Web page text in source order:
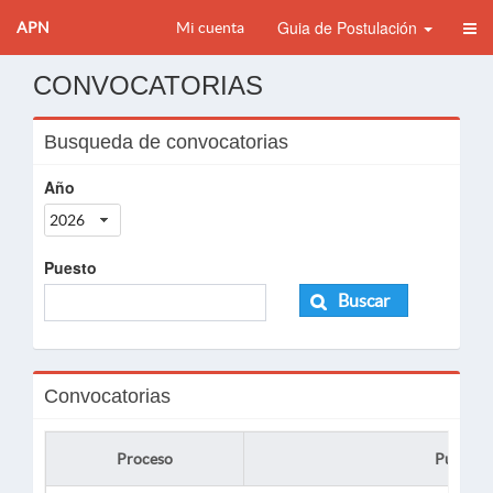
APN Mi cuenta Guia de Postulación
CONVOCATORIAS
Busqueda de convocatorias
Año
2026
Puesto
Buscar
Convocatorias
Proceso Puesto